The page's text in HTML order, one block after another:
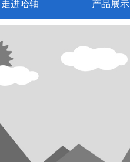
走进哈轴 产品展示